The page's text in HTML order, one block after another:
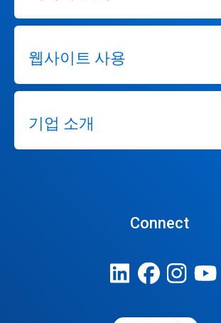
웹사이트 사용
기업 소개
Connect